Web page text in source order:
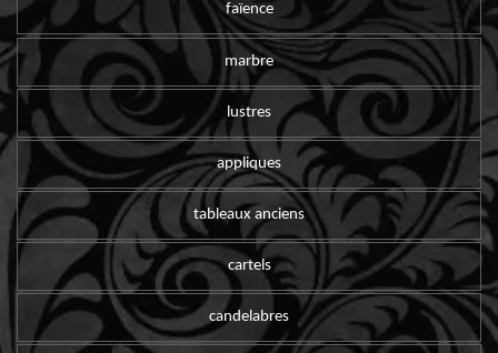
faïence
marbre
lustres
appliques
tableaux anciens
cartels
candelabres